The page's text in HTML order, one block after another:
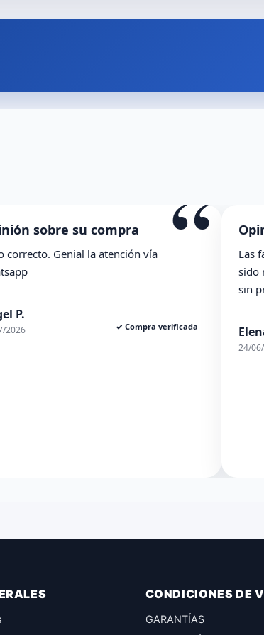
“
Opinión sobre su compra
Las facilidades de la tienda se agradecen. Han
sido muy ambles y el pedido de ha llegado
Elena S.
CONDICIONES DE
GARANTÍAS